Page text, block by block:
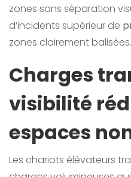
zones sans séparation
d’incidents supérieur de
zones clairement balisées.
Charges
visibilité
espaces
Les chariots élévateurs